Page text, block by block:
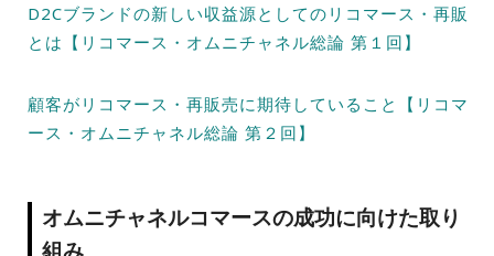
D2Cブランドの新しい収益源としてのリコマース・再販
とは【リコマース・オムニチャネル総論 第１回】
顧客がリコマース・再販売に期待していること【リコマ
ース・オムニチャネル総論 第２回】
オムニチャネルコマースの成功に向けた取り
組み